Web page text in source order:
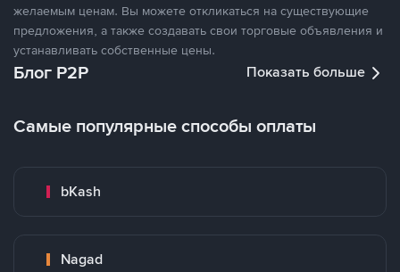
желаемым ценам. Вы можете откликаться на существующие
предложения, а также создавать свои торговые объявления и
устанавливать собственные цены.
Блог P2P Показать больше
Самые популярные способы оплаты
bKash
Nagad